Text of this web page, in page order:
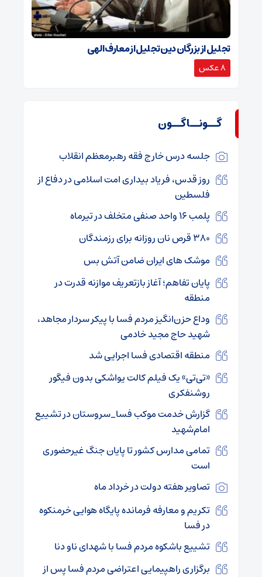
تجلیل از بزرگان دین تجلیل از معارف الهی
8 عکس
گــونــاگــون
جلسه درس خارج فقه رهبرمعظم انقلاب
روز قدس، فریاد بیداری امت اسلامی در دفاع از
فلسطین
پلمب ۱۶ واحد صنفی متخلف در تیرماه
۳۸۰ قرص نان روزانه برای رزمندگان
موشک های ایران ضامن آتش بس
پایان تفاهم؛ آغاز بازتعریف موازنه قدرت در
منطقه
وداع حزن‌انگیز مردم فسا با پیکر سردار مجاهد،
شهید حاج مجید خادمی
منطقه اقتصادی فسا اجرایی شد
«تی‌تی» یک فیلم کالت یواشکی بدون فیگور
روشنفکری
گزارش خدمت موکب فسا_سروستان در تشییع
امام‌شهید
تمامی مدارس کشور تا پایان جنگ غیرحضوری
است
تصاویر هفته دولت در خرداد ماه
تکریم و معارفه فرمانده پایگاه هوایی خرمنکوه
در فسا
تشییع باشکوه مردم فسا با شهدای ناو دنا
برگزاری راهپیمایی اعتراضی مردم فسا پس از